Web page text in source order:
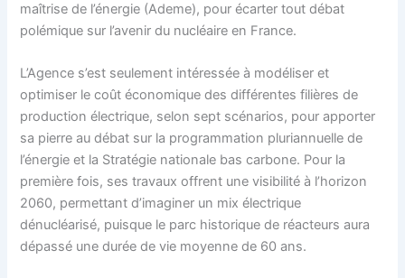
maîtrise de l’énergie (Ademe), pour écarter tout débat
polémique sur l’avenir du nucléaire en France.
L’Agence s’est seulement intéressée à modéliser et
optimiser le coût économique des différentes filières de
production électrique, selon sept scénarios, pour apporter
sa pierre au débat sur la programmation pluriannuelle de
l’énergie et la Stratégie nationale bas carbone. Pour la
première fois, ses travaux offrent une visibilité à l’horizon
2060, permettant d’imaginer un mix électrique
dénucléarisé, puisque le parc historique de réacteurs aura
dépassé une durée de vie moyenne de 60 ans.